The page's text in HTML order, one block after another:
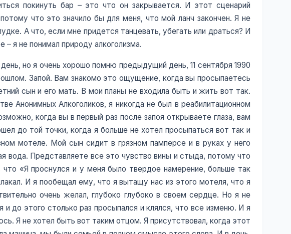
покинуть бар – это что он закрывается. И этот сценарий
что это значило бы для меня, что мой ланч закончен. Я не
А что, если мне придется танцевать, убегать или драться? И
– я не понимал природу алкоголизма.
но я очень хорошо помню предыдущий день, 11 сентября 1990
Запой. Вам знакомо это ощущение, когда вы просыпаетесь
сын и его мать. В мои планы не входила быть и жить вот так.
Анонимных Алкоголиков, я никогда не был в реабилитационном
когда вы в первый раз после запоя открываете глаза, вам
до той точки, когда я больше не хотел просыпаться вот так и
мотеле. Мой сын сидит в грязном памперсе и в руках у него
вода. Представляете все это чувство вины и стыда, потому что
что «Я проснулся и у меня было твердое намерение, больше так
И я пообещал ему, что я вытащу нас из этого мотеля, что я
очень желал, глубоко глубоко в своем сердце. Но я не
до этого столько раз просыпался и клялся, что все изменю. И я
Я не хотел быть вот таким отцом. Я присутствовал, когда этот